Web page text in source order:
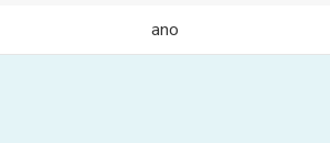
ano